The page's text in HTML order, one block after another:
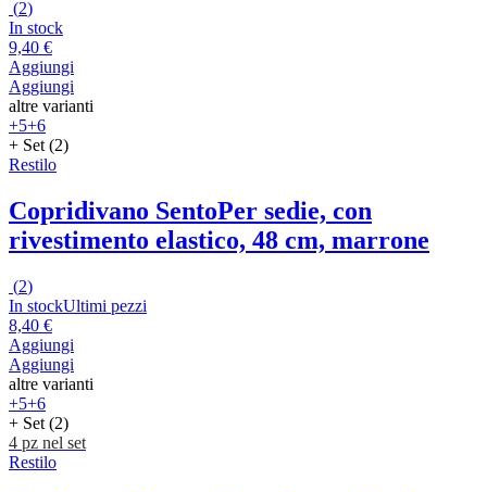
(2)
In stock
9,40 €
Aggiungi
Aggiungi
altre varianti
+5+6
+ Set (2)
Restilo
Copridivano SentoPer sedie, con
rivestimento elastico, 48 cm, marrone
(2)
In stockUltimi pezzi
8,40 €
Aggiungi
Aggiungi
altre varianti
+5+6
+ Set (2)
4 pz nel set
Restilo